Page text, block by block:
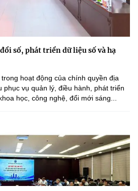
số, phát triển dữ liệu số và hạ
hoạt động của chính quyền địa
phục vụ quản lý, điều hành, phát triển
học, công nghệ, đổi mới sáng...